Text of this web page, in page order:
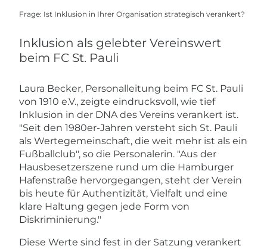
Frage: Ist Inklusion in Ihrer Organisation strategisch verankert?
Inklusion als gelebter Vereinswert
beim FC St. Pauli
Laura Becker, Personalleitung beim FC St. Pauli
von 1910 e.V., zeigte eindrucksvoll, wie tief
Inklusion in der DNA des Vereins verankert ist.
"Seit den 1980er-Jahren versteht sich St. Pauli
als Wertegemeinschaft, die weit mehr ist als ein
Fußballclub", so die Personalerin. "Aus der
Hausbesetzerszene rund um die Hamburger
Hafenstraße hervorgegangen, steht der Verein
bis heute für Authentizität, Vielfalt und eine
klare Haltung gegen jede Form von
Diskriminierung."
Diese Werte sind fest in der Satzung verankert